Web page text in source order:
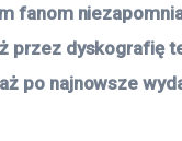
fanom
przez dyskografię
po najnowsze